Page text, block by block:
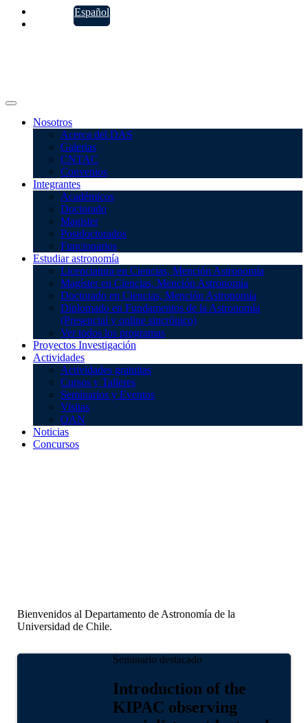
Español
Nosotros
Acerca del DAS
Galerias
CNTAC
Convenios
Integrantes
Académicos
Doctorado
Magister
Postdoctorados
Funcionarios
Estudiar astronomía
Licenciatura en Ciencias, Mención Astronomía
Magíster en Ciencias, Mención Astronomía
Doctorado en Ciencias, Mención Astronomía
Diplomado en Fundamentos de la Astronomía
(Presencial y online sincrónico)
Ver todos los programas
Proyectos Investigación
Actividades
Actividades gratuitas
Cursos y Talleres
Seminarios y Eventos
Visitas
OAN
Noticias
Concursos
Bienvenidos al Departamento de Astronomía de la
Universidad de Chile.
Seminario destacado
Introduction of the
KIPAC observing